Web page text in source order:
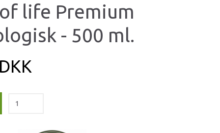
life Premium
- 500 ml.